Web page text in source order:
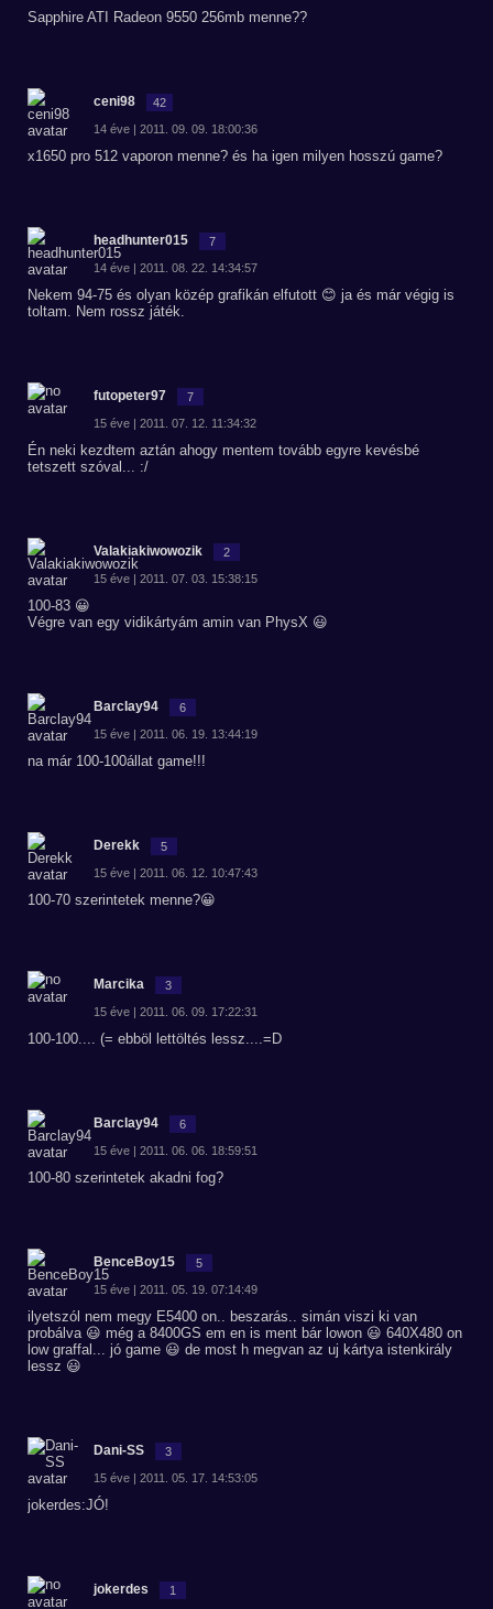
Sapphire ATI Radeon 9550 256mb menne??
ceni98 42
14 éve | 2011. 09. 09. 18:00:36
x1650 pro 512 vaporon menne? és ha igen milyen hosszú game?
headhunter015 7
14 éve | 2011. 08. 22. 14:34:57
Nekem 94-75 és olyan közép grafikán elfutott 😊 ja és már végig is
toltam. Nem rossz játék.
futopeter97 7
15 éve | 2011. 07. 12. 11:34:32
Én neki kezdtem aztán ahogy mentem tovább egyre kevésbé
tetszett szóval... :/
Valakiakiwowozik 2
15 éve | 2011. 07. 03. 15:38:15
100-83 😀
Végre van egy vidikártyám amin van PhysX 😃
Barclay94 6
15 éve | 2011. 06. 19. 13:44:19
na már 100-100állat game!!!
Derekk 5
15 éve | 2011. 06. 12. 10:47:43
100-70 szerintetek menne?😀
Marcika 3
15 éve | 2011. 06. 09. 17:22:31
100-100.... (= ebböl lettöltés lessz....=D
Barclay94 6
15 éve | 2011. 06. 06. 18:59:51
100-80 szerintetek akadni fog?
BenceBoy15 5
15 éve | 2011. 05. 19. 07:14:49
ilyetszól nem megy E5400 on.. beszarás.. simán viszi ki van
probálva 😃 még a 8400GS em en is ment bár lowon 😃 640X480 on
low graffal... jó game 😃 de most h megvan az uj kártya istenkirály
lessz 😃
Dani-SS 3
15 éve | 2011. 05. 17. 14:53:05
jokerdes:JÓ!
jokerdes 1